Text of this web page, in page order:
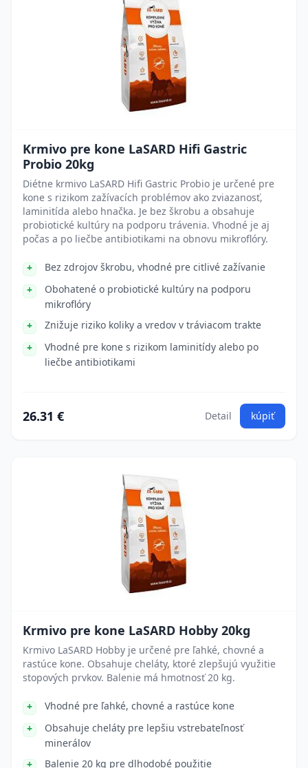
Krmivo pre kone LaSARD Hifi Gastric
Probio 20kg
Diétne krmivo LaSARD Hifi Gastric Probio je určené pre
kone s rizikom zažívacích problémov ako zviazanosť,
laminitída alebo hnačka. Je bez škrobu a obsahuje
probiotické kultúry na podporu trávenia. Vhodné je aj
počas a po liečbe antibiotikami na obnovu mikroflóry.
Bez zdrojov škrobu, vhodné pre citlivé zažívanie
Obohatené o probiotické kultúry na podporu
mikroflóry
Znižuje riziko koliky a vredov v tráviacom trakte
Vhodné pre kone s rizikom laminitídy alebo po
liečbe antibiotikami
26.31 € Detail kúpiť
Krmivo pre kone LaSARD Hobby 20kg
Krmivo LaSARD Hobby je určené pre ľahké, chovné a
rastúce kone. Obsahuje cheláty, ktoré zlepšujú využitie
stopových prvkov. Balenie má hmotnosť 20 kg.
Vhodné pre ľahké, chovné a rastúce kone
Obsahuje cheláty pre lepšiu vstrebateľnosť
minerálov
Balenie 20 kg pre dlhodobé použitie